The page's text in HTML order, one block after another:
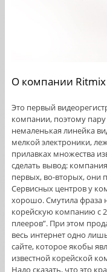
О компании Ritmix
Это первый
компании, поэтому
немаленькая линейка
мелкой электроники,
прилавках множества
сделать вывод:
первых, во-вторых, они
Сервисных центров у
хорошо. Смутила фраза
корейскую компанию с
плееров”. При этом
весь интернет одно
сайте, которое якобы
известной корейской
Надо сказать, что это